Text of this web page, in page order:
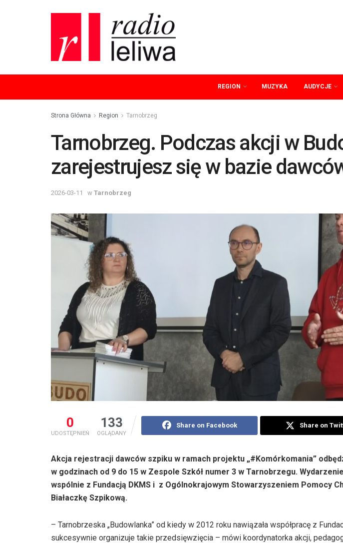
REGION MUZYKA AUDYCJE
Strona Główna Region Tarnobrzeg
Tarnobrzeg. Podczas akcji w
zarejestrujesz się w bazie
2026-03-11 w Tarnobrzeg
0
UDOSTĘPNIEŃ
133
OGLĄDANY
Share on Facebook Share on
Akcja rejestracji dawców szpiku w ramach projektu „#Komórkomania”
w godzinach od 9 do 15 w Zespole Szkół numer 3 w Tarnobrzegu.
wspólnie z Fundacją DKMS i z Ogólnokrajowym Stowarzyszeniem Pomocy
Białaczkę Szpikową.
– Tarnobrzeska „Budowlanka” od kiedy w 2012 roku nawiązała współpracę z
sukcesywnie organizuje takie przedsięwzięcia – mówi koordynatorka akcji,